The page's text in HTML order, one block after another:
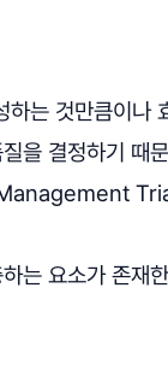
는 것만큼이나
을 결정하기 때
는 요소가 존재